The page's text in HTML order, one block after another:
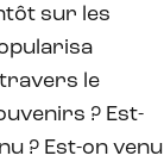
sur les
travers le
? Est-
? Est-on venu